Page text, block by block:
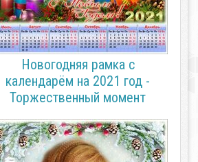
Новогодняя рамка с
календарём на 2021 год -
Торжественный момент